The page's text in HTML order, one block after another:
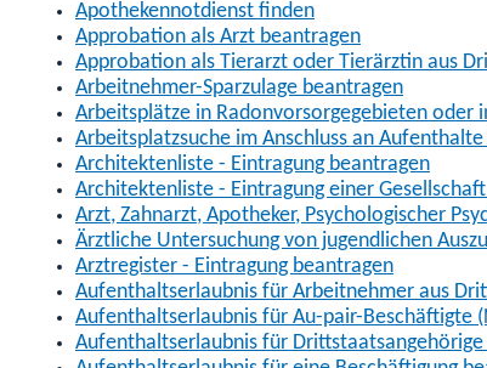
Apothekennotdienst finden
Approbation als Arzt beantragen
Approbation als Tierarzt oder Tierärztin aus
Arbeitnehmer-Sparzulage beantragen
Arbeitsplätze in Radonvorsorgegebieten oder
Arbeitsplatzsuche im Anschluss an
Architektenliste - Eintragung beantragen
Architektenliste - Eintragung einer
Arzt, Zahnarzt, Apotheker, Psychologischer
Ärztliche Untersuchung von jugendlichen
Arztregister - Eintragung beantragen
Aufenthaltserlaubnis für Arbeitnehmer aus
Aufenthaltserlaubnis für Au-pair-Beschäftigte
Aufenthaltserlaubnis für